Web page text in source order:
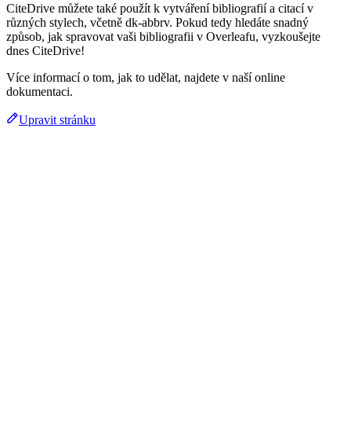
CiteDrive můžete také použít k vytváření bibliografií a citací v
různých stylech, včetně dk-abbrv. Pokud tedy hledáte snadný
způsob, jak spravovat vaši bibliografii v Overleafu, vyzkoušejte
dnes CiteDrive!
Více informací o tom, jak to udělat, najdete v naší online
dokumentaci.
Upravit stránku